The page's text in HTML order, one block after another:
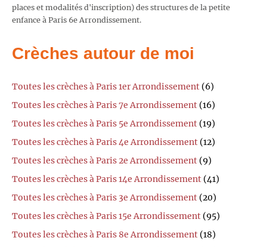
places et modalités d'inscription) des structures de la petite
enfance à Paris 6e Arrondissement.
Crèches autour de moi
Toutes les crèches à Paris 1er Arrondissement (6)
Toutes les crèches à Paris 7e Arrondissement (16)
Toutes les crèches à Paris 5e Arrondissement (19)
Toutes les crèches à Paris 4e Arrondissement (12)
Toutes les crèches à Paris 2e Arrondissement (9)
Toutes les crèches à Paris 14e Arrondissement (41)
Toutes les crèches à Paris 3e Arrondissement (20)
Toutes les crèches à Paris 15e Arrondissement (95)
Toutes les crèches à Paris 8e Arrondissement (18)